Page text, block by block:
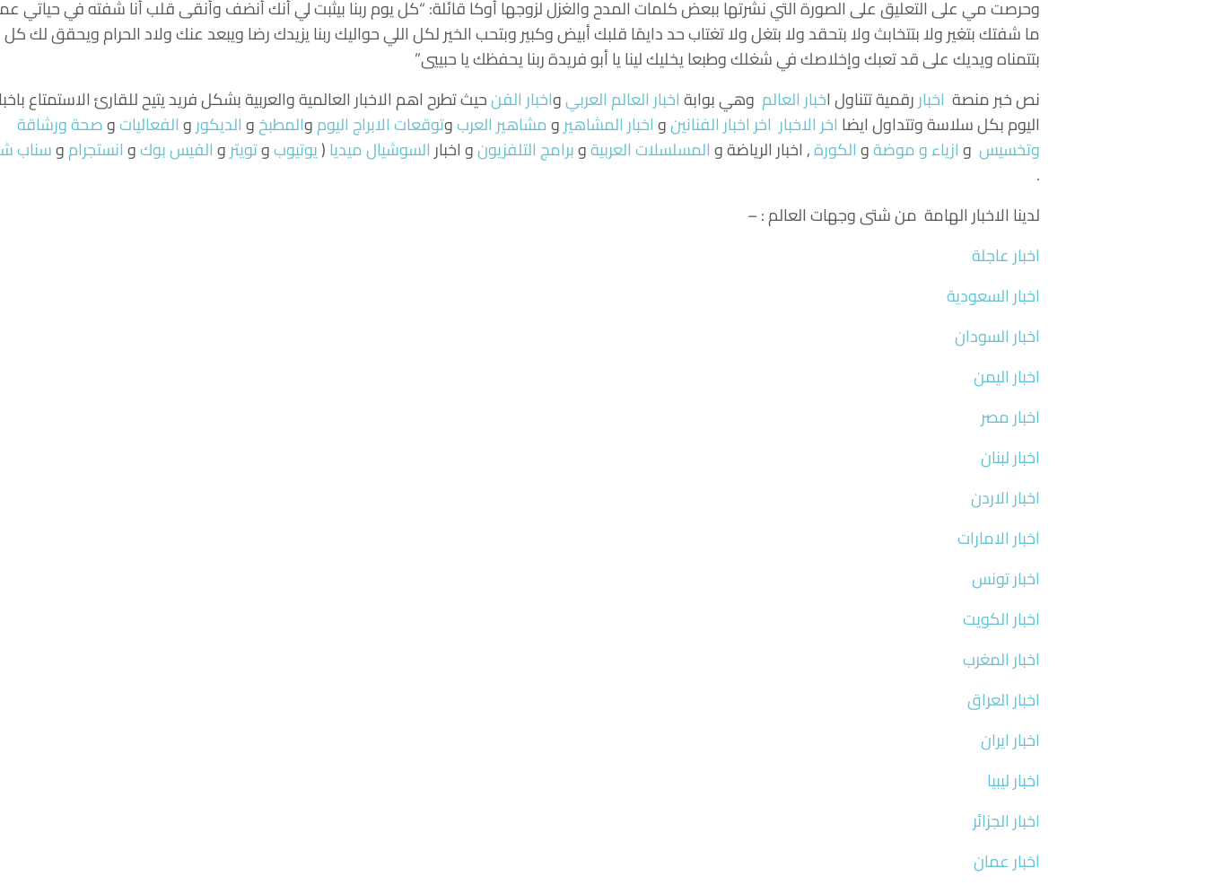
وحرصت مي على التعليق على الصورة التي نشرتها ببعض كلمات المدح والغزل لزوجها أوكا قائلة: “كل يوم ربنا بيثبت لي أنك أنضف وأنقى قلب أنا شفته في حياتي
ما شفتك بتغير ولا بتتخابث ولا بتحقد ولا بتغل ولا تغتاب حد دايمًا قلبك أبيض وكبير وبتحب الخير لكل اللي حواليك ربنا يزيدك رضا ويبعد عنك ولاد الحرام ويحقق لك كل
بتتمناه ويديك على قد تعبك وإخلاصك في شغلك وطبعا يخليك لينا يا أبو فريدة ربنا يحفظك يا حبييي”
نص خبر منصة اخباررقمية تتناولاخبار العالم وهي بوابةاخبار العالم العربيواخبار الفنحيث تطرح اهم الاخبار العالمية والعربية بشكل فريد يتيح للقارئ الاستمتاع
اليوم بكل سلاسة وتتداول ايضا اخر الاخبار اخر اخبار الفنانينواخبار المشاهيرومشاهير العربوتوقعات الابراج اليوموالمطبخوالديكوروالفعالياتوصحة ورشاقة
وتخسيس وازياء و موضةوالكورة, اخبار الرياضة والمسلسلات العربيةوبرامج التلفزيونو اخبارالسوشيال ميديا(يوتيوبوتويتروالفيس بوكوانستجراموسناب
.
لدينا الاخبار الهامة من شتى وجهات العالم : –
اخبار عاجلة
اخبار السعودية
اخبار السودان
اخبار اليمن
اخبار مصر
اخبار لبنان
اخبار الاردن
اخبار الامارات
اخبار تونس
اخبار الكويت
اخبار المغرب
اخبار العراق
اخبار ايران
اخبار ليبيا
اخبار الجزائر
اخبار عمان